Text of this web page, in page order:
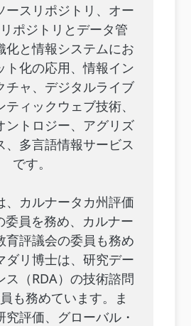
ースリポジトリ、オー
ポジトリとデータ管
化と情報システムにお
ト化の応用、情報イン
チャ、デジタルライブ
ィックウェブ技術、
ントロジー、アグリズ
、多言語情報サービス
です。
、カルナータカ州評価
委員を務め、カルナー
育評議会の委員も務め
ダリ博士は、研究デー
ス（RDA）の技術諮問
も務めています。ま
究評価、グローバル・